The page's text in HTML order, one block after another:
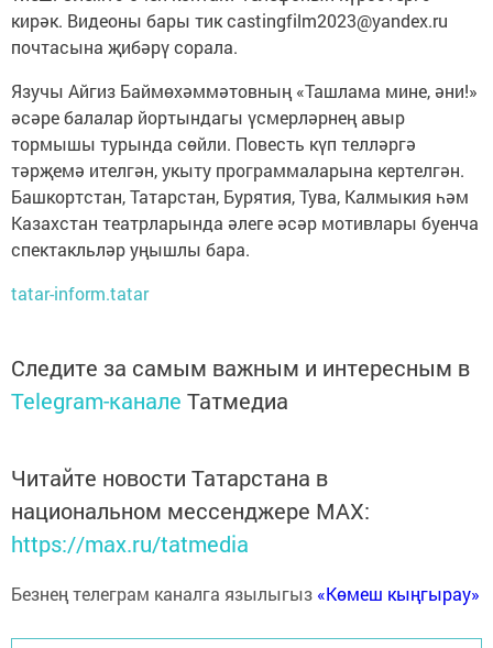
кирәк. Видеоны бары тик castingfilm2023@yandex.ru
почтасына җибәрү сорала.
Язучы Айгиз Баймөхәммәтовның «Ташлама мине, әни!»
әсәре балалар йортындагы үсмерләрнең авыр
тормышы турында сөйли. Повесть күп телләргә
тәрҗемә ителгән, укыту программаларына кертелгән.
Башкортстан, Татарстан, Бурятия, Тува, Калмыкия һәм
Казахстан театрларында әлеге әсәр мотивлары буенча
спектакльләр уңышлы бара.
tatar-inform.tatar
Следите за самым важным и интересным в
Telegram-канале Татмедиа
Читайте новости Татарстана в
национальном мессенджере MАХ:
https://max.ru/tatmedia
Безнең телеграм каналга язылыгыз «Көмеш кыңгырау»